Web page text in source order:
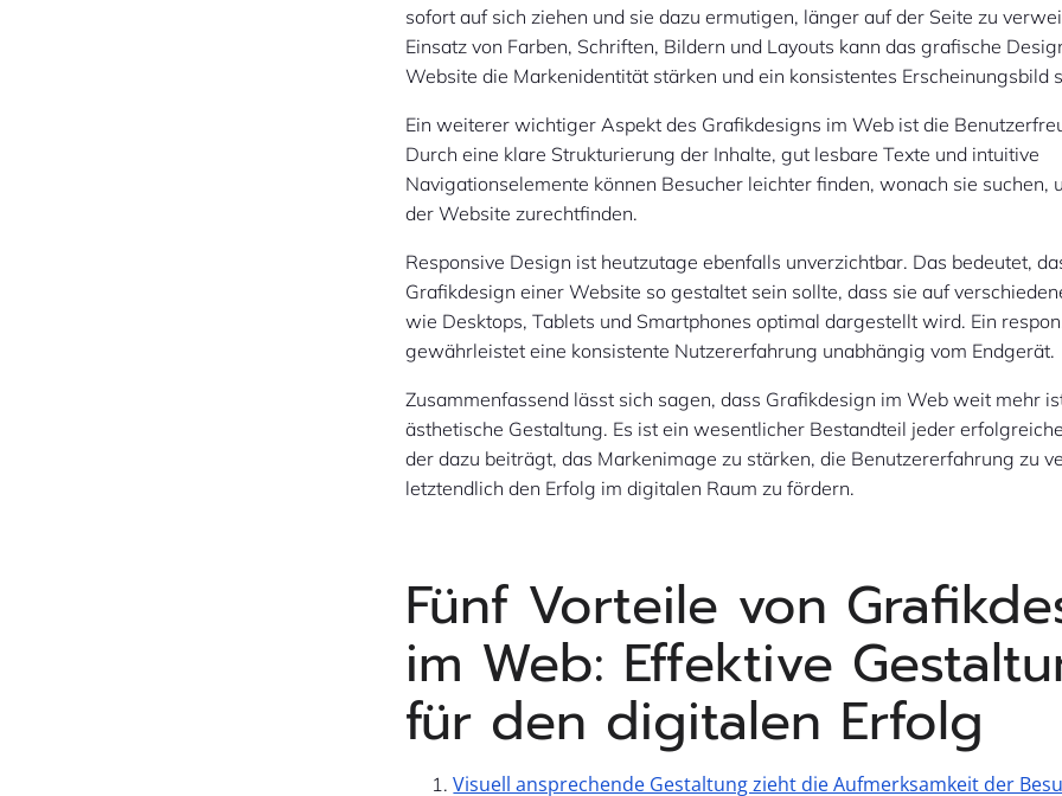
sofort auf sich ziehen und sie dazu ermutigen, länger auf der Seite zu
Einsatz von Farben, Schriften, Bildern und Layouts kann das grafische
Website die Markenidentität stärken und ein konsistentes Erscheinungsbild
Ein weiterer wichtiger Aspekt des Grafikdesigns im Web ist die
Durch eine klare Strukturierung der Inhalte, gut lesbare Texte und intuitive
Navigationselemente können Besucher leichter finden, wonach sie suchen,
der Website zurechtfinden.
Responsive Design ist heutzutage ebenfalls unverzichtbar. Das bedeutet,
Grafikdesign einer Website so gestaltet sein sollte, dass sie auf
wie Desktops, Tablets und Smartphones optimal dargestellt wird. Ein
gewährleistet eine konsistente Nutzererfahrung unabhängig vom Endgerät.
Zusammenfassend lässt sich sagen, dass Grafikdesign im Web weit mehr
ästhetische Gestaltung. Es ist ein wesentlicher Bestandteil jeder
der dazu beiträgt, das Markenimage zu stärken, die Benutzererfahrung zu
letztendlich den Erfolg im digitalen Raum zu fördern.
Fünf Vorteile von
im Web: Effektive
für den digitalen Erfolg
Visuell ansprechende Gestaltung zieht die Aufmerksamkeit der